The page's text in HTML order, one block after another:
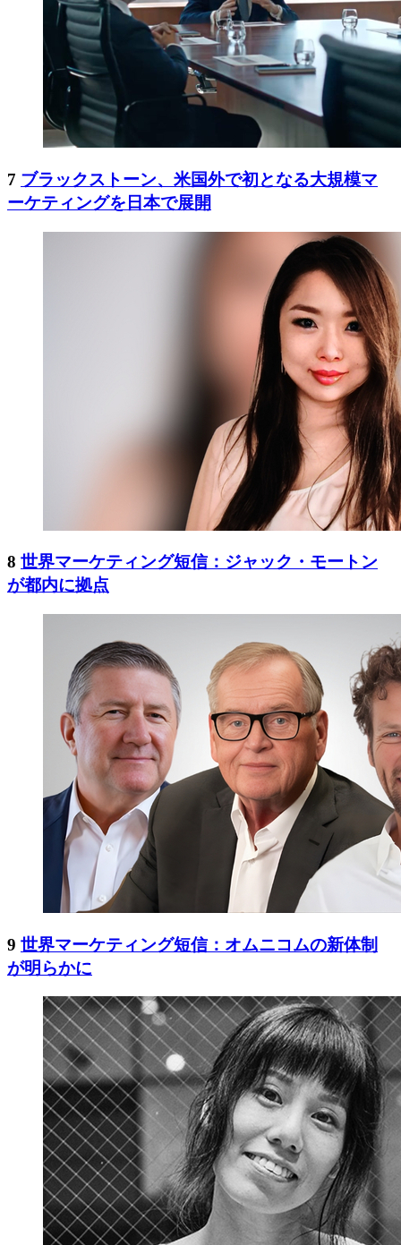
7 ブラックストーン、米国外で初となる大規模マ
ーケティングを日本で展開
8 世界マーケティング短信：ジャック・モートン
が都内に拠点
9 世界マーケティング短信：オムニコムの新体制
が明らかに